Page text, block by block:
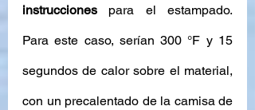
instrucciones para el estampado.
Para este caso, serían 300 °F y 15
segundos de calor sobre el material,
con un precalentado de la camisa de